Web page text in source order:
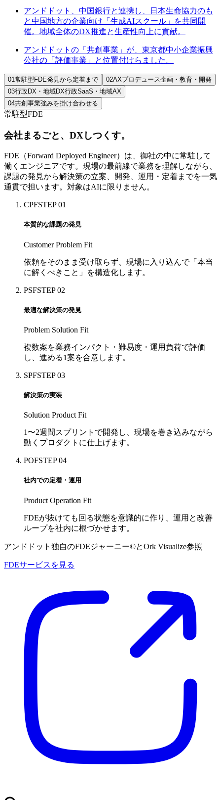
アンドドット、中国銀行と連携し、日本生命協力のも
と中国地方の企業向け「生成AIスクール」を共同開
催。地域全体のDX推進と生産性向上に貢献。
アンドドットの「共創事業」が、東京都中小企業振興
公社の「評価事業」と位置付けらました。
01 常駐型FDE発見から定着まで 02AXプロデュース企画・教育・開発
03行政DX・地域DX行政SaaS・地域AX
04共創事業強みを掛け合わせる
常駐型FDE
会社まるごと、DXしつくす。
FDE（Forward Deployed Engineer）は、御社の中に常駐して
働くエンジニアです。現場の最前線で業務を理解しながら、
課題の発見から解決策の立案、開発、運用・定着までを一気
通貫で担います。対象はAIに限りません。
CPFSTEP 01
本質的な課題の発見
Customer Problem Fit
依頼をそのまま受け取らず、現場に入り込んで「本当
に解くべきこと」を構造化します。
PSFSTEP 02
最適な解決策の発見
Problem Solution Fit
複数案を業務インパクト・難易度・運用負荷で評価
し、進める1案を合意します。
SPFSTEP 03
解決策の実装
Solution Product Fit
1〜2週間スプリントで開発し、現場を巻き込みながら
動くプロダクトに仕上げます。
POFSTEP 04
社内での定着・運用
Product Operation Fit
FDEが抜けても回る状態を意識的に作り、運用と改善
ループを社内に根づかせます。
アンドドット独自のFDEジャーニー©とOrk Visualize参照
FDEサービスを見る